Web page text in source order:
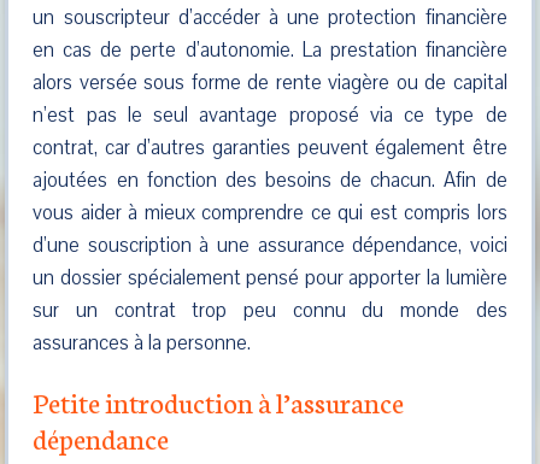
un souscripteur d’accéder à une protection financière
en cas de perte d’autonomie. La prestation financière
alors versée sous forme de rente viagère ou de capital
n’est pas le seul avantage proposé via ce type de
contrat, car d’autres garanties peuvent également être
ajoutées en fonction des besoins de chacun. Afin de
vous aider à mieux comprendre ce qui est compris lors
d’une souscription à une assurance dépendance, voici
un dossier spécialement pensé pour apporter la lumière
sur un contrat trop peu connu du monde des
assurances à la personne.
Petite introduction à l’assurance
dépendance